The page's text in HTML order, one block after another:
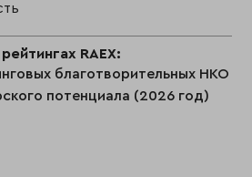
RAEX:
благотворительных НКО
потенциала (2026 год)